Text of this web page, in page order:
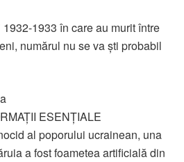
1933 în care au murit între
numărul nu se va ști probabil
ESENȚIALE
al poporului ucrainean, una
a fost foametea artificială din